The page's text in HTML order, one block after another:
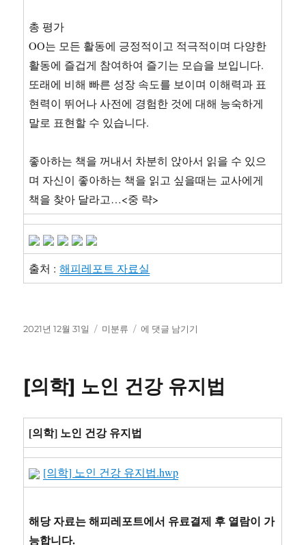
총 평가
OO는 모든 활동에 긍정적이고 적극적이며 다양한
활동에 즐겁게 참여하여 즐기는 모습을 보입니다.
또래에 비해 빠른 성장 속도를 보이며 이해력과 표
현력이 뛰어나 사전에 경험한 것에 대해 능숙하게
말로 표현할 수 있습니다.
좋아하는 책을 꺼내서 차분히 앉아서 읽을 수 있으
며 자신이 좋아하는 책을 읽고 싶을때는 교사에게
책을 찾아 달라고…<중 략>
출처 :해피레포트 자료실
작
2021년 12월 31일
카
미분류
2019
세
치
달
평
가
명
입
에 댓글 남기기
[의학] 노인 건강 유지법
[의학] 노인 건강 유지법
[의학] 노인 건강 유지법.hwp
해당 자료는 해피레포트에서 유료결제 후 열람이 가
능합니다.